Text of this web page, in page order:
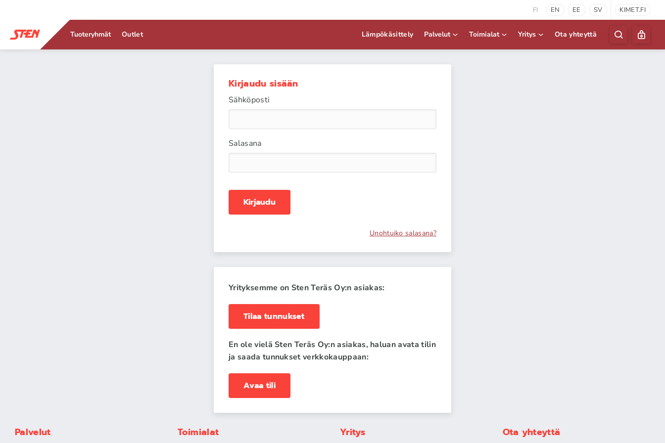
FI EN EE SV KIMET.FI
Tuoteryhmät Outlet Lämpökäsittely Palvelut Toimialat Yritys Ota yhteyttä
Kirjaudu sisään
Sähköposti
Salasana
Kirjaudu
Unohtuiko salasana?
Yrityksemme on Sten Teräs Oy:n asiakas:
Tilaa tunnukset
En ole vielä Sten Teräs Oy:n asiakas, haluan avata tilin
ja saada tunnukset verkkokauppaan:
Avaa tili
Palvelut Toimialat Yritys Ota yhteyttä